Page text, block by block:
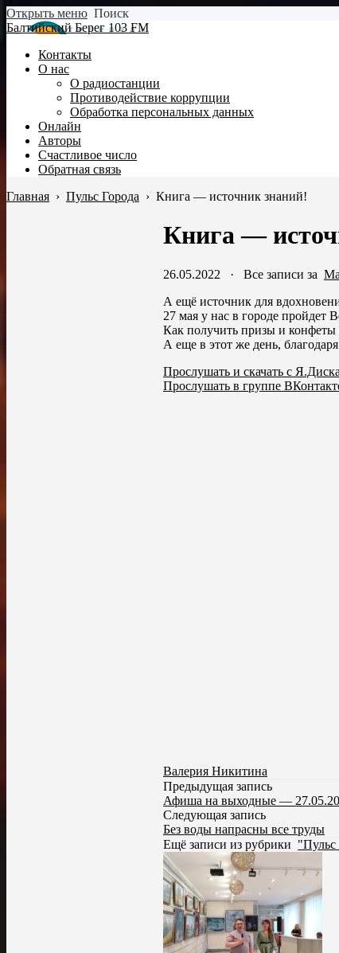
Открыть меню Поиск
Балтийский Берег 103 FM
Контакты
О нас
О радиостанции
Противодействие коррупции
Обработка персональных данных
Онлайн
Авторы
Счастливое число
Обратная связь
Главная › Пульс Города › Книга — источник знаний!
Книга —
26.05.2022 · Все записи за
А ещё источник для
27 мая у нас в городе пройдет
Как получить призы и конфеты
А еще в этот же день,
Прослушать и скачать с Я.Диска
Прослушать в группе
Валерия Никитина
Предыдущая запись
Афиша на выходные —
Следующая запись
Без воды напрасны все труды
Ещё записи из рубрики "Пульс